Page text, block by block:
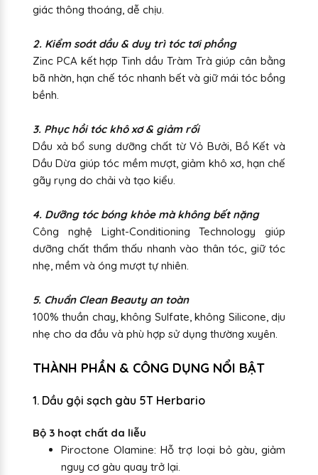
giác thông thoáng, dễ chịu.
2. Kiểm soát dầu & duy trì tóc tơi phồng
Zinc PCA kết hợp Tinh dầu Tràm Trà giúp cân bằng
bã nhờn, hạn chế tóc nhanh bết và giữ mái tóc bồng
bềnh.
3. Phục hồi tóc khô xơ & giảm rối
Dầu xả bổ sung dưỡng chất từ Vỏ Bưởi, Bồ Kết và
Dầu Dừa giúp tóc mềm mượt, giảm khô xơ, hạn chế
gãy rụng do chải và tạo kiểu.
4. Dưỡng tóc bóng khỏe mà không bết nặng
Công nghệ Light-Conditioning Technology giúp
dưỡng chất thẩm thấu nhanh vào thân tóc, giữ tóc
nhẹ, mềm và óng mượt tự nhiên.
5. Chuẩn Clean Beauty an toàn
100% thuần chay, không Sulfate, không Silicone, dịu
nhẹ cho da đầu và phù hợp sử dụng thường xuyên.
THÀNH PHẦN & CÔNG DỤNG NỔI BẬT
1. Dầu gội sạch gàu 5T Herbario
Bộ 3 hoạt chất da liễu
Piroctone Olamine: Hỗ trợ loại bỏ gàu, giảm
nguy cơ gàu quay trở lại.